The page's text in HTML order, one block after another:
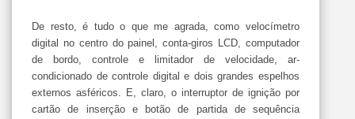
De resto, é tudo o que me agrada, como velocímetro
digital no centro do painel, conta-giros LCD, computador
de bordo, controle e limitador de velocidade, ar-
condicionado de controle digital e dois grandes espelhos
externos asféricos. E, claro, o interruptor de ignição por
cartão de inserção e botão de partida de sequência